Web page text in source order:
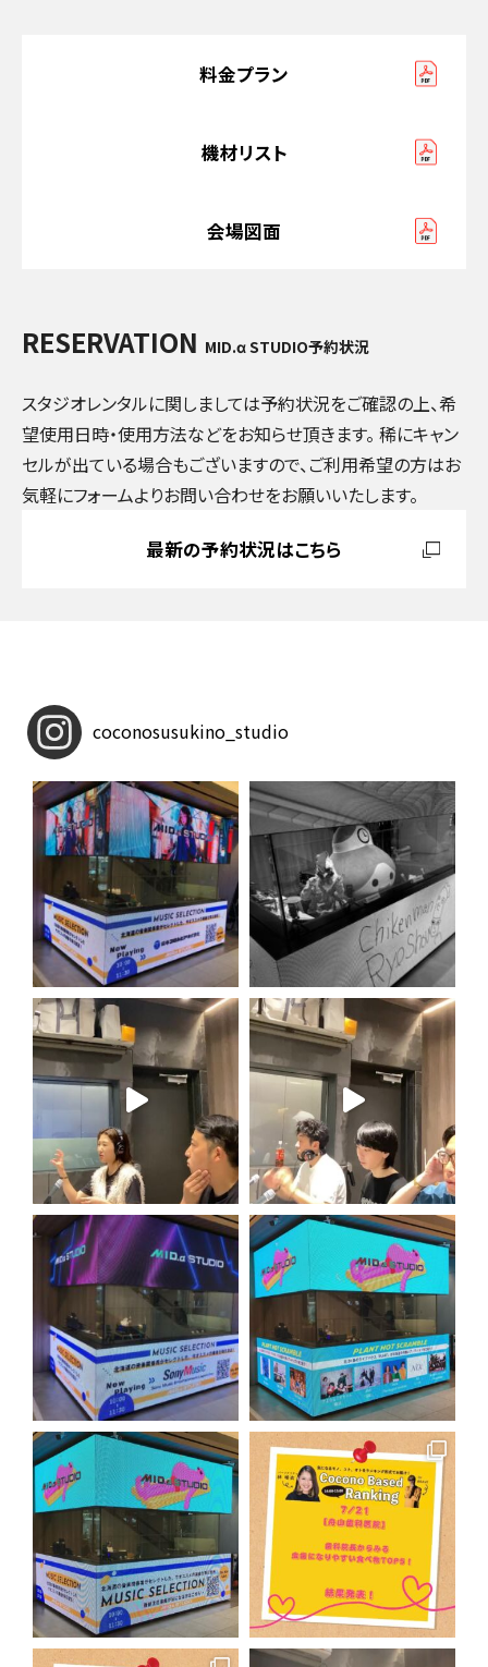
料金プラン
機材リスト
会場図面
RESERVATION MID.α STUDIO予約状況
スタジオレンタルに関しましては予約状況をご確認の上、希
望使用日時・使用方法などをお知らせ頂きます。 稀にキャン
セルが出ている場合もございますので、ご利用希望の方はお
気軽にフォームよりお問い合わせをお願いいたします。
最新の予約状況はこちら
coconosusukino_studio